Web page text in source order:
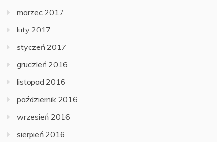
marzec 2017
luty 2017
styczeń 2017
grudzień 2016
listopad 2016
październik 2016
wrzesień 2016
sierpień 2016